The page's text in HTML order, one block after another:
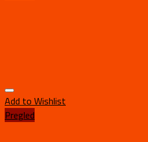
Add to Wishlist
Pregled